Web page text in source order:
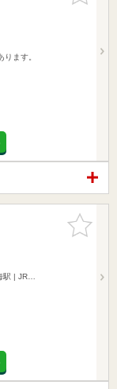
ます。
お気に入
りに追加
駅 | JR…